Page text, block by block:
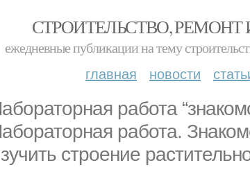
СТРОИТЕЛЬСТВО, РЕМОНТ
ежедневные публикации на тему
главная новости
работа
работа.
строение